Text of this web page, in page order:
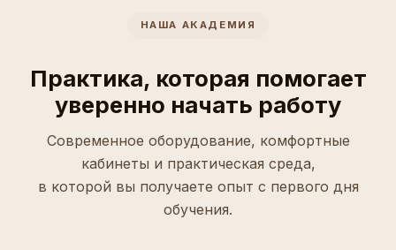
НАША АКАДЕМИЯ
Практика, которая помогает
уверенно начать работу
Современное оборудование, комфортные
кабинеты и практическая среда,
в которой вы получаете опыт с первого дня
обучения.